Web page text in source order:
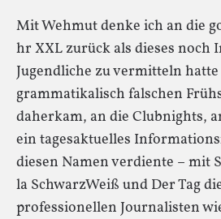
Mit Wehmut denke ich an die
hr XXL zurück als dieses noch
Jugendliche zu vermitteln
grammatikalisch falschen
daherkam, an die Clubnights,
ein tagesaktuelles
diesen Namen verdiente – mit
la SchwarzWeiß und Der Tag
professionellen Journalisten